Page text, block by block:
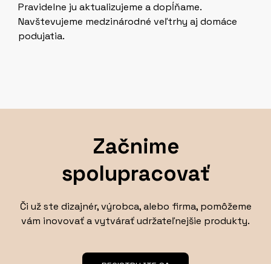
Pravidelne ju aktualizujeme a dopĺňame.
Navštevujeme medzinárodné veľtrhy aj domáce
podujatia.
Začnime
spolupracovať
Či už ste dizajnér, výrobca, alebo firma, pomôžeme
vám inovovať a vytvárať udržateľnejšie produkty.